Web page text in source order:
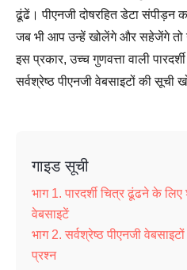
ढूंढें। पीएनजी दोषरहित डेटा संपीड़न
जब भी आप उन्हें खोलेंगे और सहेजेंगे तो
इस प्रकार, उच्च गुणवत्ता वाली
सर्वश्रेष्ठ पीएनजी वेबसाइटों की
गाइड सूची
भाग 1. पारदर्शी चित्र ढूंढने के लिए
वेबसाइटें
भाग 2. सर्वश्रेष्ठ पीएनजी
प्रश्न